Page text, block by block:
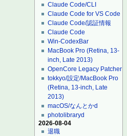
Claude Code/CLI
Claude Code for VS Code
Claude Code/認証情報
Claude Code
Win-CodexBar
MacBook Pro (Retina, 13-
inch, Late 2013)
OpenCore Legacy Patcher
tokkyo/設定/MacBook Pro
(Retina, 13-inch, Late
2013)
macOS/なんとかd
photolibraryd
2026-08-04
退職